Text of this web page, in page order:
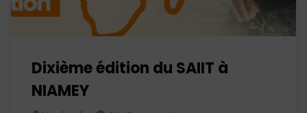
Dixième édition du SAIIT à
NIAMEY